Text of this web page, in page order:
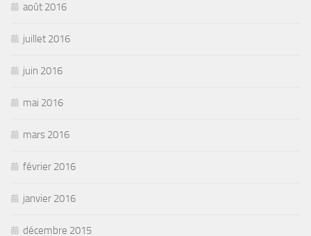
août 2016
juillet 2016
juin 2016
mai 2016
mars 2016
février 2016
janvier 2016
décembre 2015